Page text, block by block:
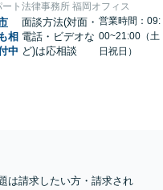
ート法律事務所 福岡オフィス
相
中
面談方法(対面・
電話・ビデオな
ど)は応相談
営業時間：09:
00~21:00（土
日祝日）
は請求したい方・請求され